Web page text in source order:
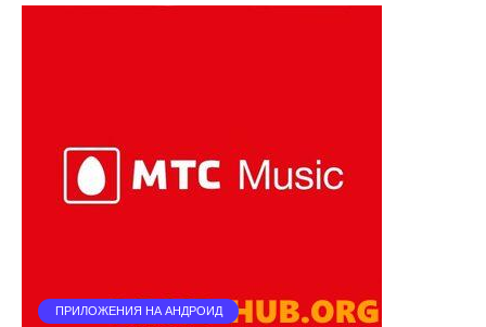
ПРИЛОЖЕНИЯ НА АНДРОИД